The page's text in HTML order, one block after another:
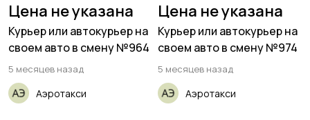
Цена не указана
Курьер или автокурьер на
своем авто в смену №964
5 месяцев назад
Аэротакси
Цена не указана
Курьер или автокурьер на
своем авто в смену №974
5 месяцев назад
Аэротакси